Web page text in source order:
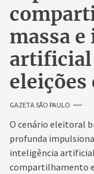
massa
artificial
eleições
GAZETA SÃO PAULO
O cenário eleitoral
profunda
inteligência
compartilhamento